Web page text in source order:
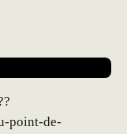
point-de-